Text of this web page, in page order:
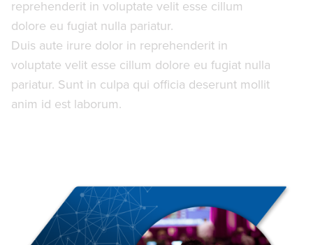
reprehenderit in voluptate velit esse cillum
dolore eu fugiat nulla pariatur.
Duis aute irure dolor in reprehenderit in
voluptate velit esse cillum dolore eu fugiat nulla
pariatur. Sunt in culpa qui officia deserunt mollit
anim id est laborum.